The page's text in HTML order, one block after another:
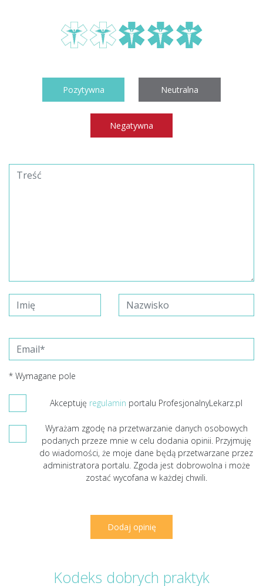
Pozytywna Neutralna
Negatywna
* Wymagane pole
Akceptuję regulamin portalu ProfesjonalnyLekarz.pl
Wyrażam zgodę na przetwarzanie danych osobowych
podanych przeze mnie w celu dodania opinii. Przyjmuję
do wiadomości, że moje dane będą przetwarzane przez
administratora portalu. Zgoda jest dobrowolna i może
zostać wycofana w każdej chwili.
Kodeks dobrych praktyk